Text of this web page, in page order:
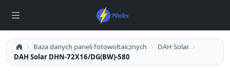
Baza danych paneli fotowoltaicznych
DAH Solar
DAH Solar DHN-72X16/DG(BW)-580